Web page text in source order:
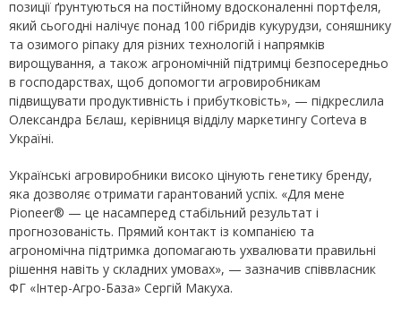
позиції ґрунтуються на постійному вдосконаленні портфеля,
який сьогодні налічує понад 100 гібридів кукурудзи, соняшнику
та озимого ріпаку для різних технологій і напрямків
вирощування, а також агрономічній підтримці безпосередньо
в господарствах, щоб допомогти агровиробникам
підвищувати продуктивність і прибутковість», — підкреслила
Олександра Бєлаш, керівниця відділу маркетингу Corteva в
Україні.
Українські агровиробники високо цінують генетику бренду,
яка дозволяє отримати гарантований успіх. «Для мене
Pioneer® — це насамперед стабільний результат і
прогнозованість. Прямий контакт із компанією та
агрономічна підтримка допомагають ухвалювати правильні
рішення навіть у складних умовах», — зазначив співвласник
ФГ «Інтер-Агро-База» Сергій Макуха.